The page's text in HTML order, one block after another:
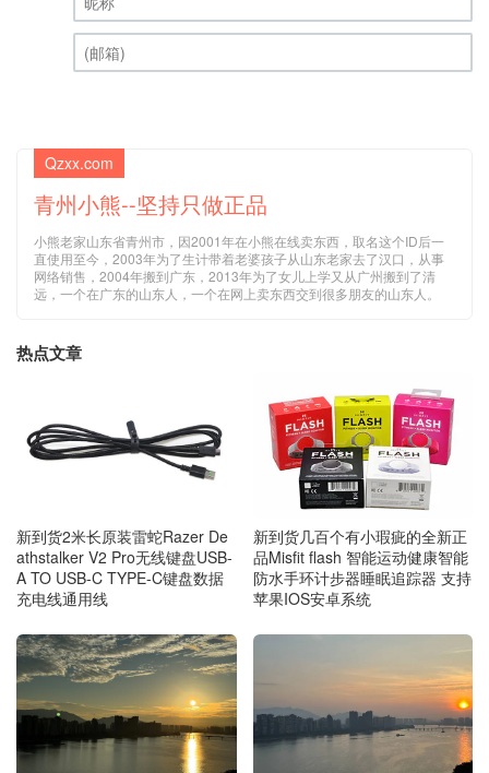
昵称 (必填)
Qzxx.com
青州小熊--坚持只做正品
小熊老家山东省青州市，因2001年在小熊在线卖东西，取名这个ID后一
直使用至今，2003年为了生计带着老婆孩子从山东老家去了汉口，从事
网络销售，2004年搬到广东，2013年为了女儿上学又从广州搬到了清
远，一个在广东的山东人，一个在网上卖东西交到很多朋友的山东人。
热点文章
新到货2米长原装雷蛇Razer De
athstalker V2 Pro无线键盘USB-
A TO USB-C TYPE-C键盘数据
充电线通用线
新到货几百个有小瑕疵的全新正
品Misfit flash 智能运动健康智能
防水手环计步器睡眠追踪器 支持
苹果IOS安卓系统